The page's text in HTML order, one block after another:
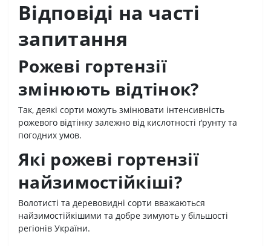
Відповіді на часті
запитання
Рожеві гортензії
змінюють відтінок?
Так, деякі сорти можуть змінювати інтенсивність
рожевого відтінку залежно від кислотності ґрунту та
погодних умов.
Які рожеві гортензії
найзимостійкіші?
Волотисті та деревовидні сорти вважаються
найзимостійкішими та добре зимують у більшості
регіонів України.